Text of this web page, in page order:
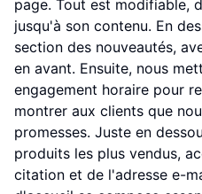
page. Tout est modifiable,
jusqu'à son contenu. En
section des nouveautés,
en avant. Ensuite, nous
engagement horaire pour
montrer aux clients que
promesses. Juste en
produits les plus vendus,
citation et de l'adresse e-